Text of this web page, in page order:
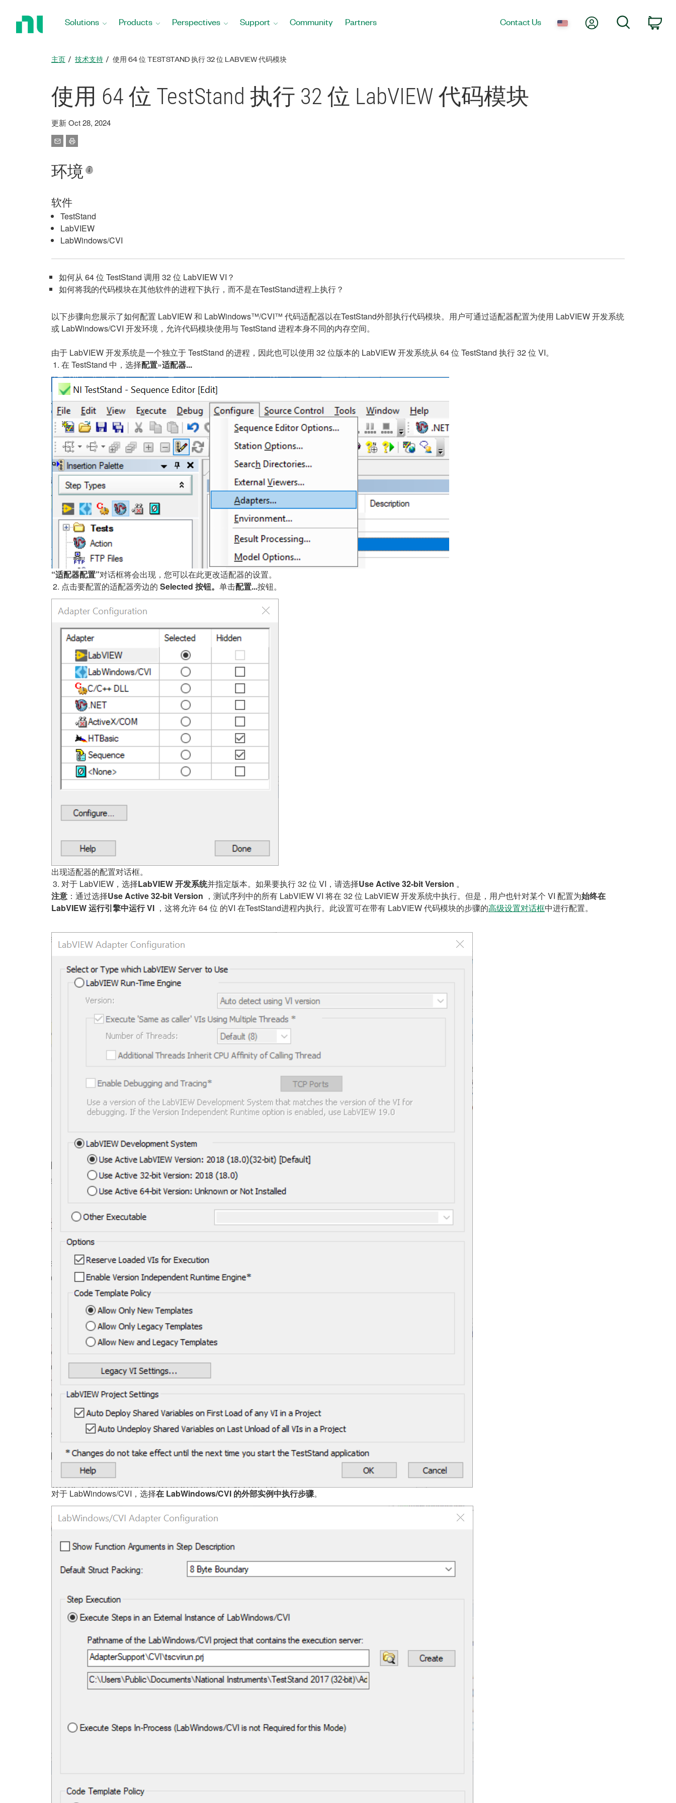
Solutions Products Perspectives Support Community Partners Contact Us My AccountSearch
主页 技术支持 使用 64 位 TESTSTAND 执行 32 位 LABVIEW 代码模块
使用 64 位 TestStand 执行 32 位 LabVIEW 代码模块
更新 Oct 28, 2024
环境
软件
TestStand
LabVIEW
LabWindows/CVI
如何从 64 位 TestStand 调用 32 位 LabVIEW VI？
如何将我的代码模块在其他软件的进程下执行，而不是在TestStand进程上执行？
以下步骤向您展示了如何配置 LabVIEW 和 LabWindows™/CVI™ 代码适配器以在TestStand外部执行代码模块。用户可通过适配器配置为使用 LabVIEW 开发系统
或 LabWindows/CVI 开发环境，允许代码模块使用与 TestStand 进程本身不同的内存空间。
由于 LabVIEW 开发系统是一个独立于 TestStand 的进程，因此也可以使用 32 位版本的 LabVIEW 开发系统从 64 位 TestStand 执行 32 位 VI。
在 TestStand 中，选择配置»适配器...
“适配器配置”对话框将会出现，您可以在此更改适配器的设置。
点击要配置的适配器旁边的 Selected 按钮。 单击配置...按钮。
出现适配器的配置对话框。
对于 LabVIEW，选择LabVIEW 开发系统并指定版本。如果要执行 32 位 VI，请选择Use Active 32-bit Version 。
注意 ：通过选择Use Active 32-bit Version ，测试序列中的所有 LabVIEW VI 将在 32 位 LabVIEW 开发系统中执行。但是，用户也针对某个 VI 配置为始终在
LabVIEW 运行引擎中运行 VI ，这将允许 64 位 的VI 在TestStand进程内执行。此设置可在带有 LabVIEW 代码模块的步骤的高级设置对话框中进行配置。
对于 LabWindows/CVI，选择在 LabWindows/CVI 的外部实例中执行步骤。